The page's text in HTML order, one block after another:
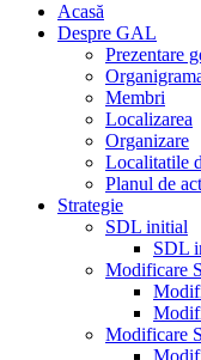
Acasă
Despre GAL
Prezentare
Membri
Localizarea
Organizare
Localitatile
Planul de
Strategie
SDL initial
SDL
Modificare
Modificare